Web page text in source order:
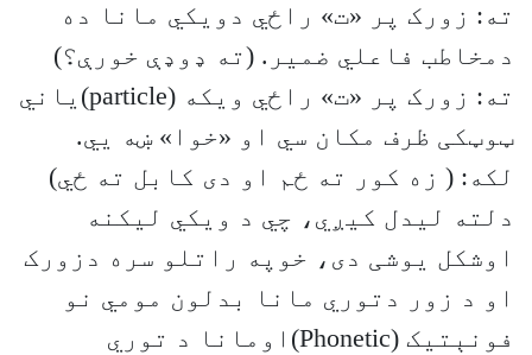
ته: زورک پر «ت» راځي دویکي مانا ده
دمخاطب فاعلي ضمیر. (ته ډوډې خورې؟)
ته: زورک پر «ت» راځي ویکه (particle)یاني
ټوټکی ظرف مکان سي او «خوا» ښه يي.
لکه: ( زه کور ته ځم او دی کابل ته ځي)
دلته لیدل کیږي، چي د ویکي لیکنه
اوشکل یوشی دی، خوپه راتلو سره دزورک
او د زور دتوري مانا بدلون مومي نو
فونېتیک (Phonetic)اومانا د توري